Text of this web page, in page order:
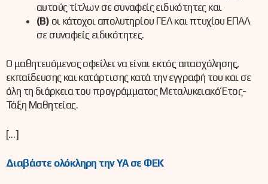
αυτούς τίτλων σε συναφείς ειδικότητες και
(Β) οι κάτοχοι απολυτηρίου ΓΕΛ και πτυχίου ΕΠΑΛ
σε συναφείς ειδικότητες.
Ο μαθητευόμενος οφείλει να είναι εκτός απασχόλησης,
εκπαίδευσης και κατάρτισης κατά την εγγραφή του και σε
όλη τη διάρκεια του προγράμματος Μεταλυκειακό Έτος-
Τάξη Μαθητείας.
[…]
Διαβάστε ολόκληρη την ΥΑ σε ΦΕΚ